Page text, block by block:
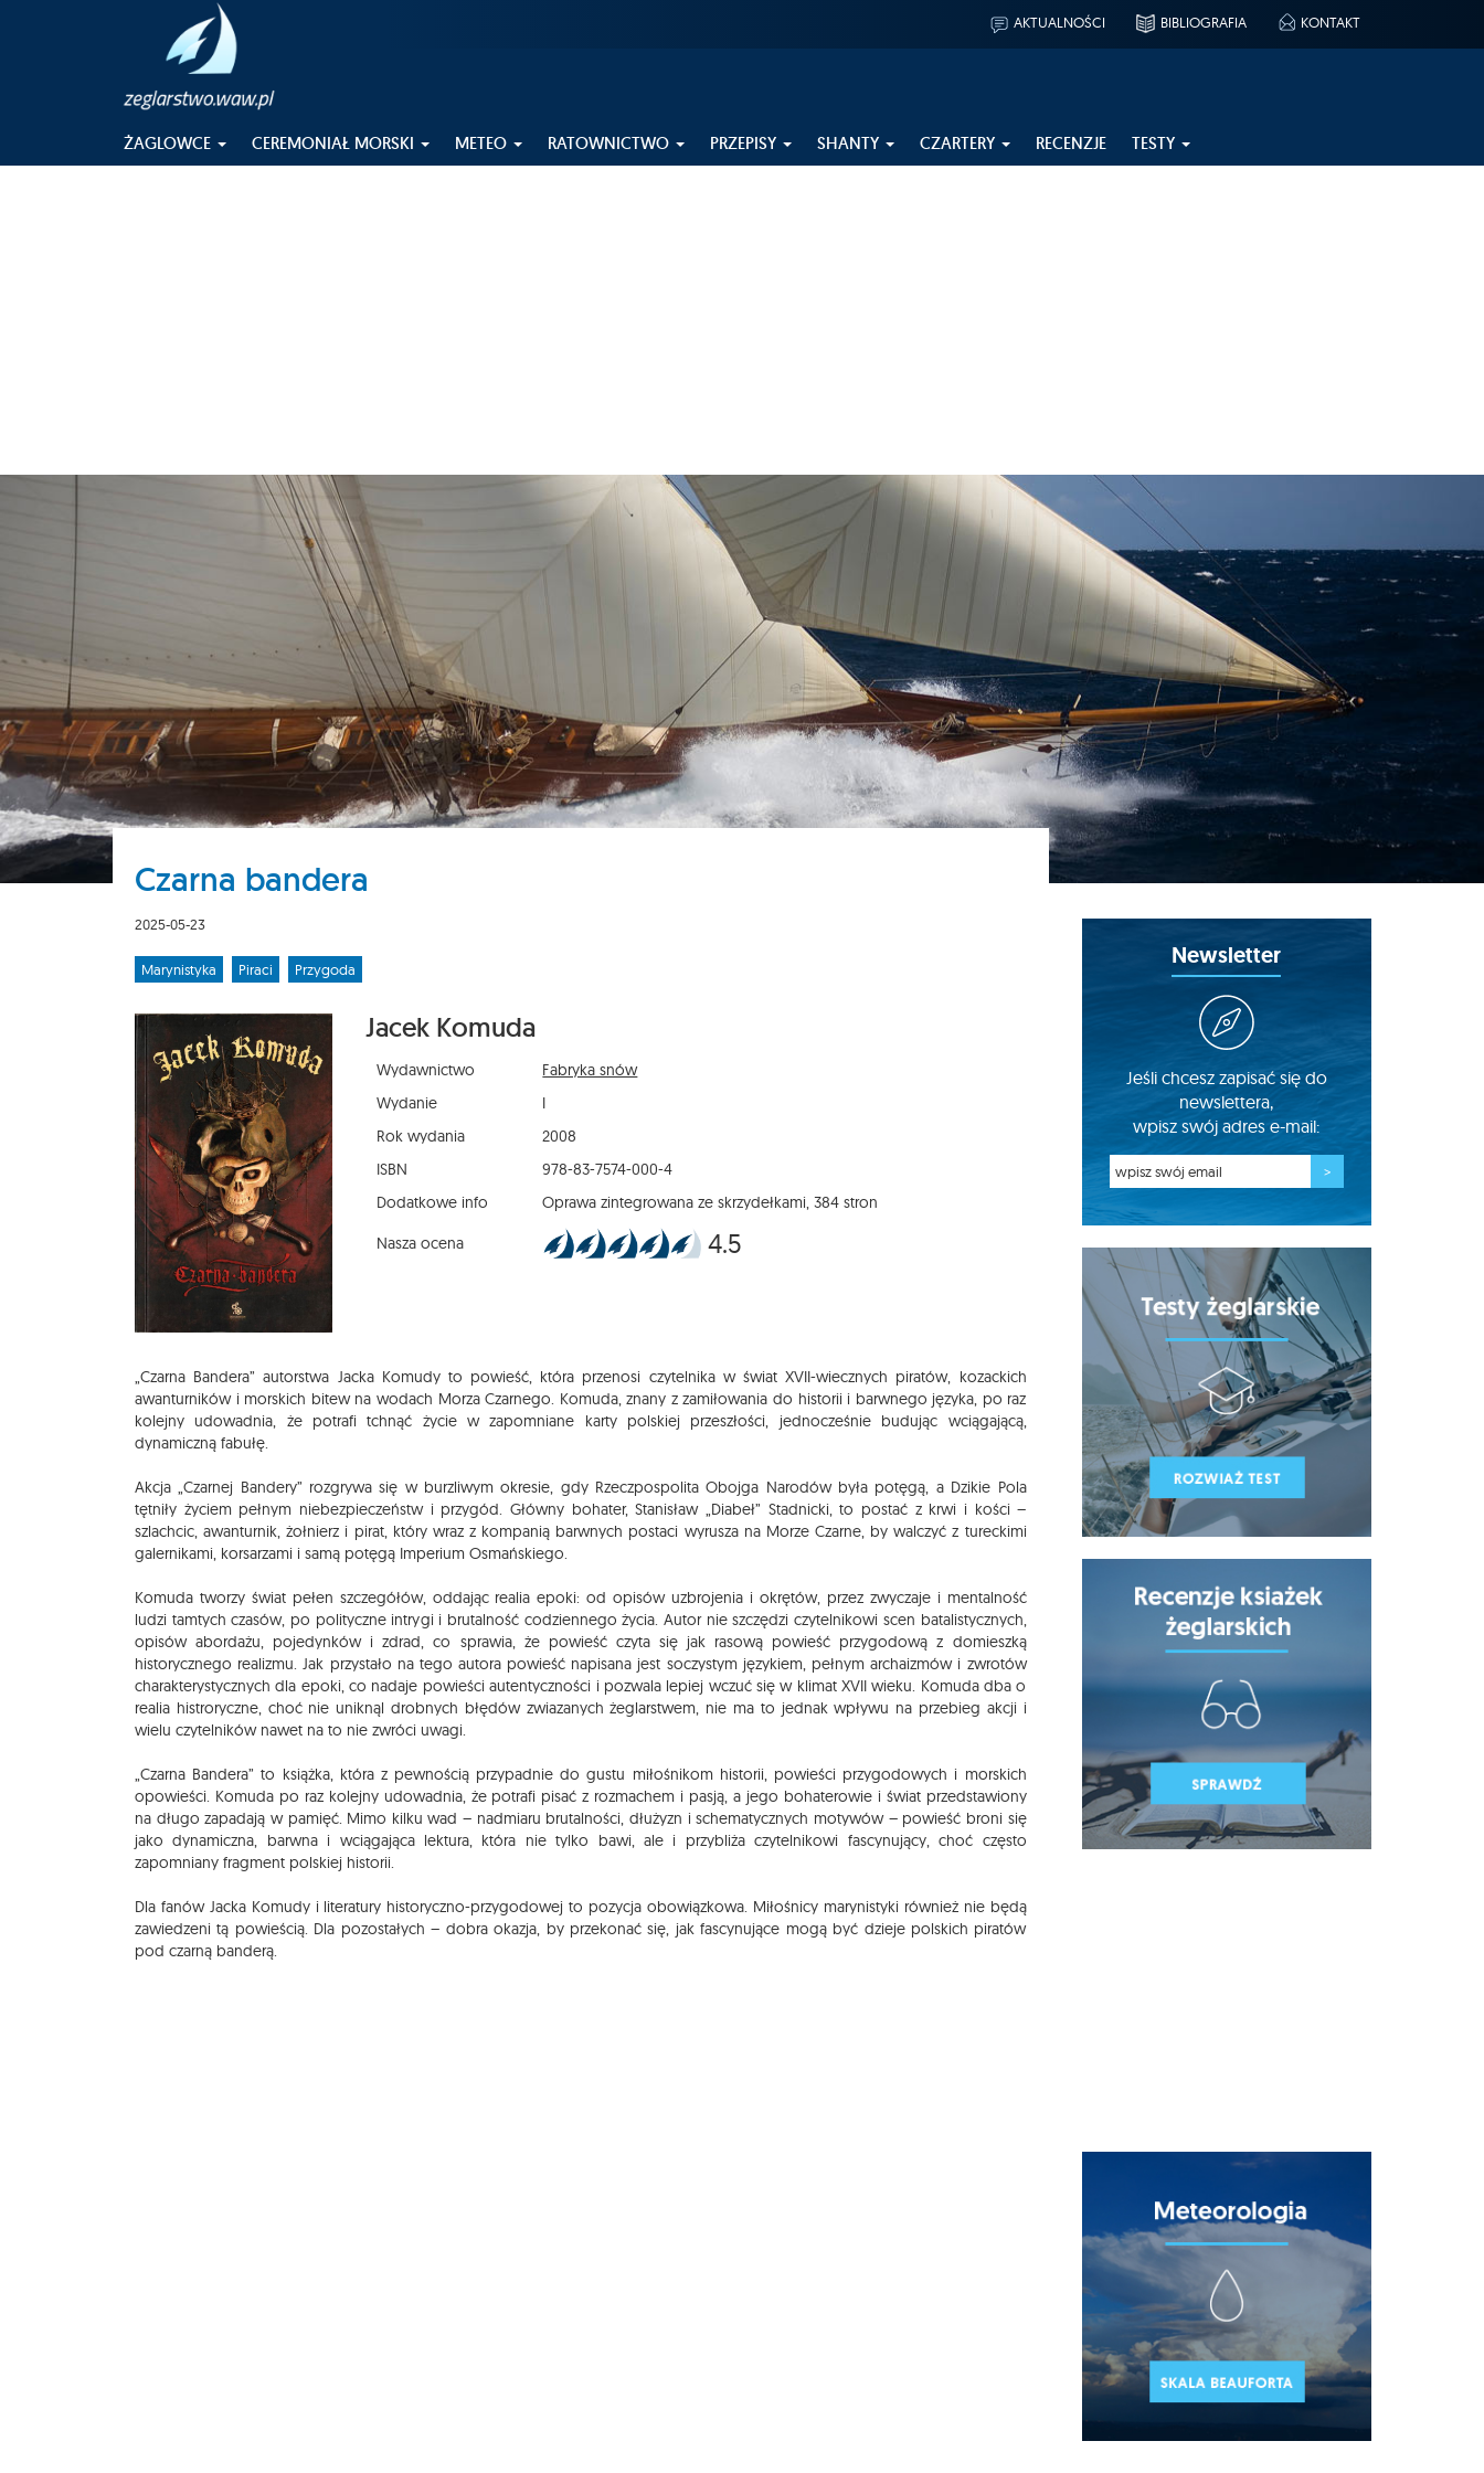
AKTUALNOŚCI BIBLIOGRAFIA KONTAKT
ŻAGLOWCE CEREMONIAŁ MORSKI METEO RATOWNICTWO PRZEPISY SHANTY CZARTERY RECENZJE TESTY
Czarna bandera
2025-05-23
Marynistyka Piraci Przygoda
Jacek Komuda
Wydawnictwo
Fabryka snów
Wydanie
I
Rok wydania
2008
ISBN
978-83-7574-000-4
Dodatkowe info
Oprawa zintegrowana ze skrzydełkami, 384 stron
Nasza ocena 4.5
„Czarna Bandera” autorstwa Jacka Komudy to powieść, która przenosi czytelnika w świat XVII-wiecznych piratów, kozackich
awanturników i morskich bitew na wodach Morza Czarnego. Komuda, znany z zamiłowania do historii i barwnego języka, po raz
kolejny udowadnia, że potrafi tchnąć życie w zapomniane karty polskiej przeszłości, jednocześnie budując wciągającą,
dynamiczną fabułę.
Akcja „Czarnej Bandery” rozgrywa się w burzliwym okresie, gdy Rzeczpospolita Obojga Narodów była potęgą, a Dzikie Pola
tętniły życiem pełnym niebezpieczeństw i przygód. Główny bohater, Stanisław „Diabeł” Stadnicki, to postać z krwi i kości –
szlachcic, awanturnik, żołnierz i pirat, który wraz z kompanią barwnych postaci wyrusza na Morze Czarne, by walczyć z tureckimi
galernikami, korsarzami i samą potęgą Imperium Osmańskiego.
Komuda tworzy świat pełen szczegółów, oddając realia epoki: od opisów uzbrojenia i okrętów, przez zwyczaje i mentalność
ludzi tamtych czasów, po polityczne intrygi i brutalność codziennego życia. Autor nie szczędzi czytelnikowi scen batalistycznych,
opisów abordażu, pojedynków i zdrad, co sprawia, że powieść czyta się jak rasową powieść przygodową z domieszką
historycznego realizmu. Jak przystało na tego autora powieść napisana jest soczystym językiem, pełnym archaizmów i zwrotów
charakterystycznych dla epoki, co nadaje powieści autentyczności i pozwala lepiej wczuć się w klimat XVII wieku. Komuda dba o
realia histroryczne, choć nie uniknąl drobnych błędów zwiazanych żeglarstwem, nie ma to jednak wpływu na przebieg akcji i
wielu czytelników nawet na to nie zwróci uwagi.
„Czarna Bandera” to książka, która z pewnością przypadnie do gustu miłośnikom historii, powieści przygodowych i morskich
opowieści. Komuda po raz kolejny udowadnia, że potrafi pisać z rozmachem i pasją, a jego bohaterowie i świat przedstawiony
na długo zapadają w pamięć. Mimo kilku wad – nadmiaru brutalności, dłużyzn i schematycznych motywów – powieść broni się
jako dynamiczna, barwna i wciągająca lektura, która nie tylko bawi, ale i przybliża czytelnikowi fascynujący, choć często
zapomniany fragment polskiej historii.
Dla fanów Jacka Komudy i literatury historyczno-przygodowej to pozycja obowiązkowa. Miłośnicy marynistyki również nie będą
zawiedzeni tą powieścią. Dla pozostałych – dobra okazja, by przekonać się, jak fascynujące mogą być dzieje polskich piratów
pod czarną banderą.
Newsletter
Jeśli chcesz zapisać się do
newslettera,
wpisz swój adres e-mail: